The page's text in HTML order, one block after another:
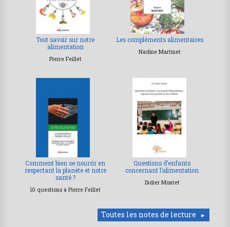
Tout savoir sur notre
alimentation
Pierre Feillet
Les compléments alimentaires
Nadine Martinet
Comment bien se nourrir en
respectant la planète et notre
santé ?
10 questions à Pierre Feillet
Questions d’enfants
concernant l’alimentation
Didier Montet
Toutes les notes de lecture